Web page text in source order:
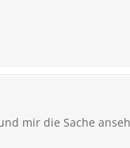
mir die Sache